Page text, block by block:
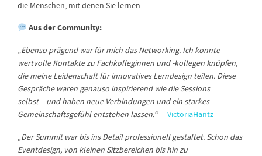
die Menschen, mit denen Sie lernen.
Aus der Community:
„Ebenso prägend war für mich das Networking. Ich konnte
wertvolle Kontakte zu Fachkolleginnen und -kollegen knüpfen,
die meine Leidenschaft für innovatives Lerndesign teilen. Diese
Gespräche waren genauso inspirierend wie die Sessions
selbst – und haben neue Verbindungen und ein starkes
Gemeinschaftsgefühl entstehen lassen.“—VictoriaHantz
„Der Summit war bis ins Detail professionell gestaltet. Schon das
Eventdesign, von kleinen Sitzbereichen bis hin zu